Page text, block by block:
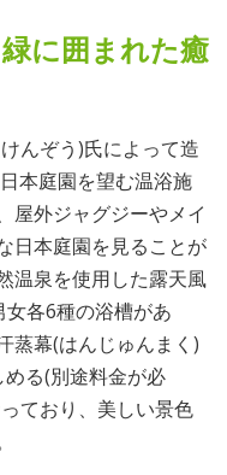
に囲まれた癒
んぞう)氏によって造
本庭園を望む温浴施
屋外ジャグジーやメイ
日本庭園を見ることが
温泉を使用した露天風
各6種の浴槽があ
蒸幕(はんじゅんまく)
る(別途料金が必
ており、美しい景色